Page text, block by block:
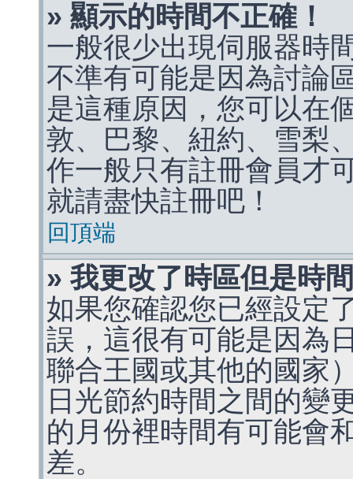
» 顯示的時間不正確！
一般很少出現伺服器時
不準有可能是因為討論
是這種原因，您可以在
敦、巴黎、紐約、雪梨
作一般只有註冊會員才
就請盡快註冊吧！
回頂端
» 我更改了時區但是時
如果您確認您已經設定
誤，這很有可能是因為
聯合王國或其他的國家
日光節約時間之間的變
的月份裡時間有可能會
差。